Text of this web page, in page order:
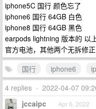
iphone5C 国行 颜色忘了
iphone6 国行 64GB 白色
iphone8 国行 64GB 黑色
earpods lightning 版本的 以
官方电池，其他两个无拆修正
国行
iphone6
4 replies • 2022-04-07
jccaipc Apr 6, 2022